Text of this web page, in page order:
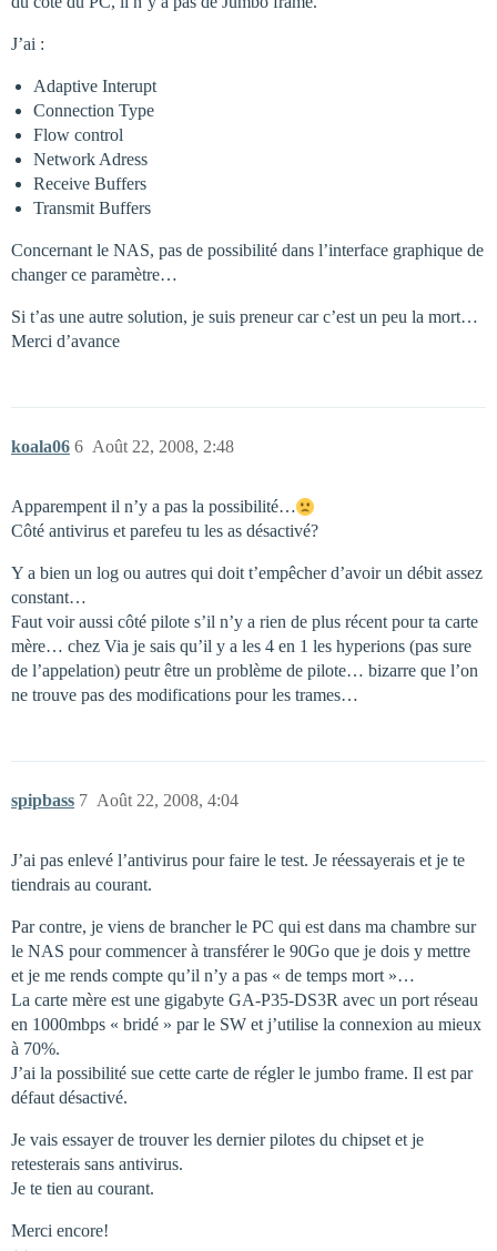
J’ai :
Adaptive Interupt
Connection Type
Flow control
Network Adress
Receive Buffers
Transmit Buffers
Concernant le NAS, pas de possibilité dans l’interface graphique de
changer ce paramètre…
Si t’as une autre solution, je suis preneur car c’est un peu la mort…
Merci d’avance
koala06 Août 22, 2008, 2:48
6
Apparempent il n’y a pas la possibilité…
Côté antivirus et parefeu tu les as désactivé?
Y a bien un log ou autres qui doit t’empêcher d’avoir un débit assez
constant…
Faut voir aussi côté pilote s’il n’y a rien de plus récent pour ta carte
mère… chez Via je sais qu’il y a les 4 en 1 les hyperions (pas sure
de l’appelation) peutr être un problème de pilote… bizarre que l’on
ne trouve pas des modifications pour les trames…
spipbass Août 22, 2008, 4:04
7
J’ai pas enlevé l’antivirus pour faire le test. Je réessayerais et je te
tiendrais au courant.
Par contre, je viens de brancher le PC qui est dans ma chambre sur
le NAS pour commencer à transférer le 90Go que je dois y mettre
et je me rends compte qu’il n’y a pas « de temps mort »…
La carte mère est une gigabyte GA-P35-DS3R avec un port réseau
en 1000mbps « bridé » par le SW et j’utilise la connexion au mieux
à 70%.
J’ai la possibilité sue cette carte de régler le jumbo frame. Il est par
défaut désactivé.
Je vais essayer de trouver les dernier pilotes du chipset et je
retesterais sans antivirus.
Je te tien au courant.
Merci encore!